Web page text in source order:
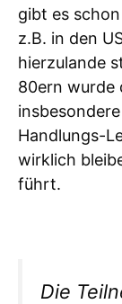
gibt es
z.B. in den
hierzulande
80ern wurde
Handlungs-
wirklich
führt.
Die